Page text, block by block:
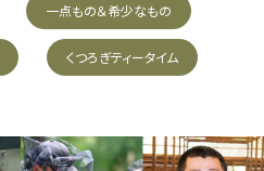
一点もの＆希少なもの
くつろぎティータイム